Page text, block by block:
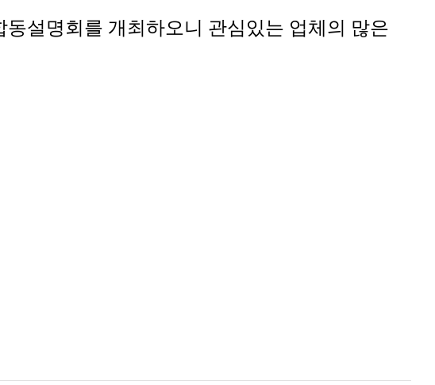
설명회를 개최하오니 관심있는 업체의 많은